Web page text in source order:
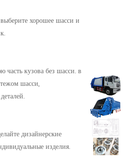
хорошее шасси и
часть кузова без шасси. в
шасси,
дизайнерские
изделия.